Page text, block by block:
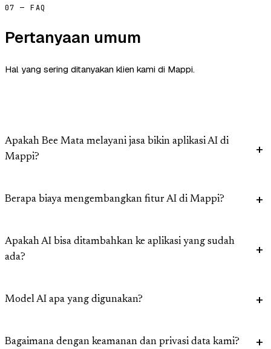
07 — FAQ
Pertanyaan umum
Hal yang sering ditanyakan klien kami di Mappi.
Apakah Bee Mata melayani jasa bikin aplikasi AI di
Mappi?
Berapa biaya mengembangkan fitur AI di Mappi?
Apakah AI bisa ditambahkan ke aplikasi yang sudah
ada?
Model AI apa yang digunakan?
Bagaimana dengan keamanan dan privasi data kami?